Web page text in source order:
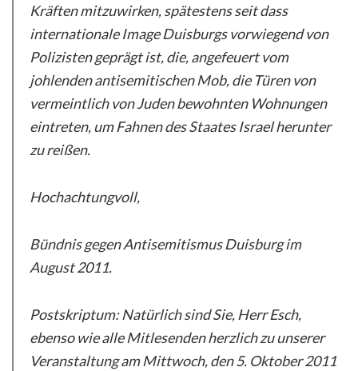
Kräften mitzuwirken, spätestens seit dass
internationale Image Duisburgs vorwiegend von
Polizisten geprägt ist, die, angefeuert vom
johlenden antisemitischen Mob, die Türen von
vermeintlich von Juden bewohnten Wohnungen
eintreten, um Fahnen des Staates Israel herunter
zu reißen.
Hochachtungvoll,
Bündnis gegen Antisemitismus Duisburg im
August 2011.
Postskriptum: Natürlich sind Sie, Herr Esch,
ebenso wie alle Mitlesenden herzlich zu unserer
Veranstaltung am Mittwoch, den 5. Oktober 2011